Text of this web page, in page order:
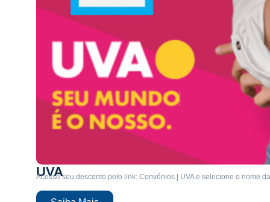
UVA
Acesse seu desconto pelo link: Convênios | UVA e selecione o nome